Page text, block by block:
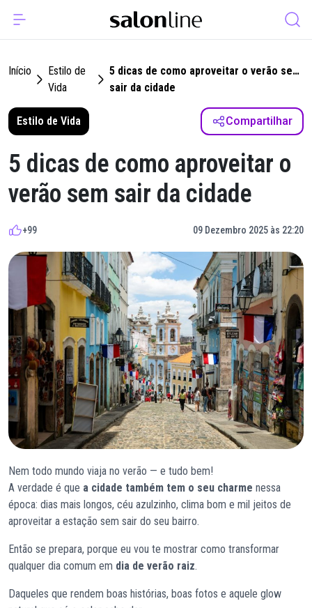
Início
Estilo de
Vida
5 dicas de como aproveitar o verão sem
sair da cidade
Estilo de Vida Compartilhar
5 dicas de como aproveitar o
verão sem sair da cidade
+99 09 Dezembro 2025 às 22:20
Nem todo mundo viaja no verão — e tudo bem!
A verdade é que a cidade também tem o seu charme nessa
época: dias mais longos, céu azulzinho, clima bom e mil jeitos de
aproveitar a estação sem sair do seu bairro.
Então se prepara, porque eu vou te mostrar como transformar
qualquer dia comum em dia de verão raiz.
Daqueles que rendem boas histórias, boas fotos e aquele glow